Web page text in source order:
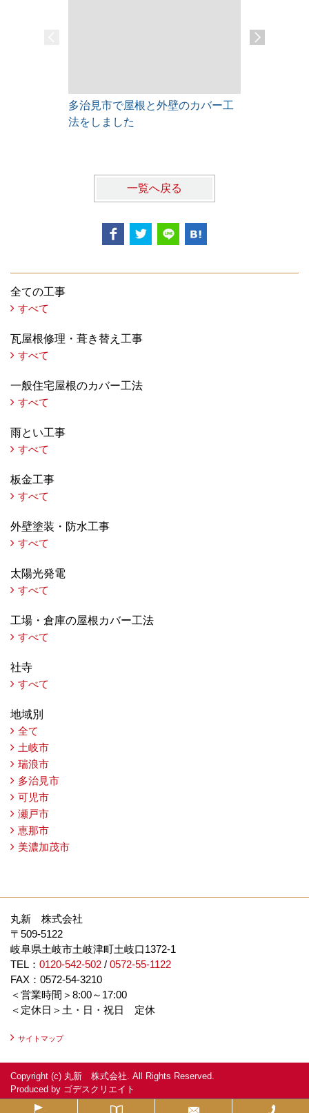
多治見市で屋根と外壁のカバー工
法をしました
一覧へ戻る
全ての工事
すべて
瓦屋根修理・葺き替え工事
すべて
一般住宅屋根のカバー工法
すべて
雨とい工事
すべて
板金工事
すべて
外壁塗装・防水工事
すべて
太陽光発電
すべて
工場・倉庫の屋根カバー工法
すべて
社寺
すべて
地域別
全て
土岐市
瑞浪市
多治見市
可児市
瀬戸市
恵那市
美濃加茂市
丸新 株式会社
〒509-5122
岐阜県土岐市土岐津町土岐口1372-1
TEL： 0120-542-502 / 0572-55-1122
FAX：0572-54-3210
＜営業時間＞8:00～17:00
＜定休日＞土・日・祝日 定休
サイトマップ
Copyright (c) 丸新 株式会社. All Rights Reserved.
Produced by ゴデスクリエイト